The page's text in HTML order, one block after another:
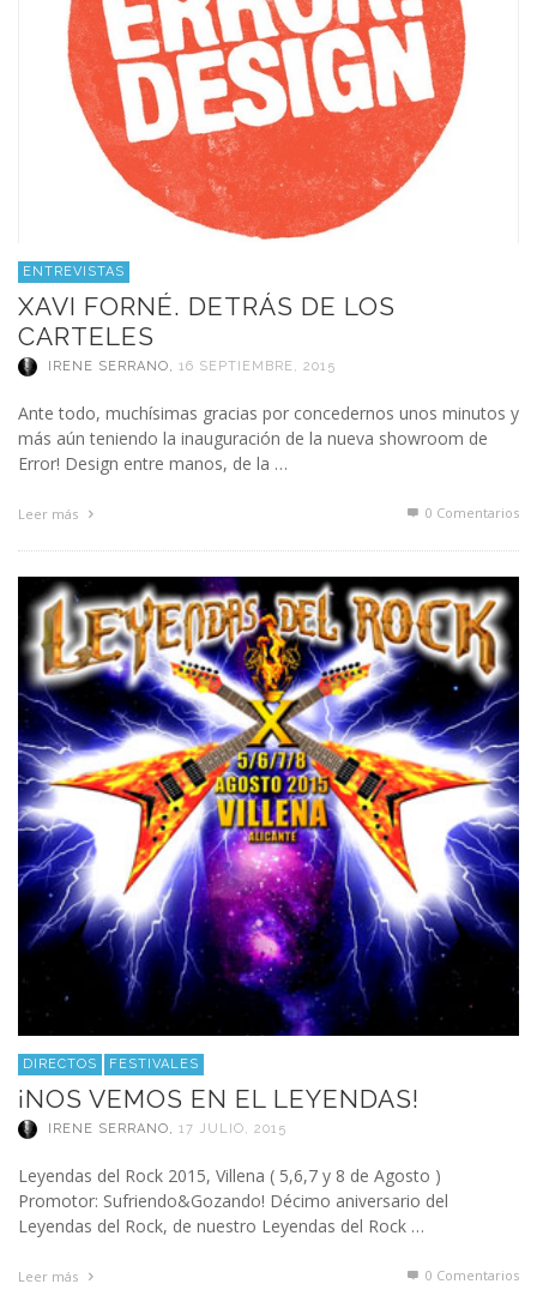
ENTREVISTAS
XAVI FORNÉ. DETRÁS DE LOS
CARTELES
IRENE SERRANO, 16 SEPTIEMBRE, 2015
Ante todo, muchísimas gracias por concedernos unos minutos y
más aún teniendo la inauguración de la nueva showroom de
Error! Design entre manos, de la …
Leer más 0 Comentarios
DIRECTOS FESTIVALES
¡NOS VEMOS EN EL LEYENDAS!
IRENE SERRANO, 17 JULIO, 2015
Leyendas del Rock 2015, Villena ( 5,6,7 y 8 de Agosto )
Promotor: Sufriendo&Gozando! Décimo aniversario del
Leyendas del Rock, de nuestro Leyendas del Rock …
Leer más 0 Comentarios